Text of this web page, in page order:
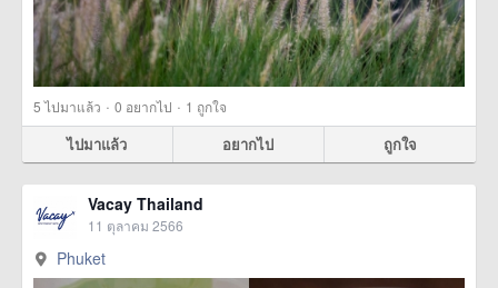
5ไปมาแล้ว · 0 อยากไป · 1 ถูกใจ
ไปมาแล้ว อยากไป ถูกใจ
Vacay Thailand
11 ตุลาคม 2566
Phuket